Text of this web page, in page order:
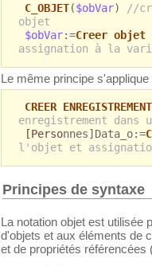
C_OBJET($obVar)
//
objet
$obVar:=Creer objet
assignation à la
Le même principe
CREER ENREGISTREMENT
enregistrement dans
[Personnes]Data_o:=
l'objet et assignation
Principes de syntaxe
La notation objet est utilisée
d'objets et aux éléments de
et de propriétés référencées